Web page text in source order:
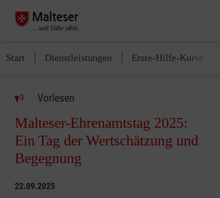
Start Dienstleistungen Erste-Hilfe-Kurse
Vorlesen
Malteser-Ehrenamtstag 2025:
Ein Tag der Wertschätzung und
Begegnung
22.09.2025